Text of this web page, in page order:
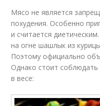
Мясо не является
похудения. Особенно
и считается
на огне шашлык из
Поэтому официально
Однако стоит
в весе: